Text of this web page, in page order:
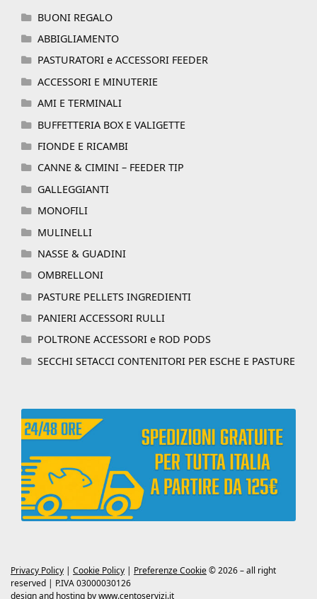
BUONI REGALO
ABBIGLIAMENTO
PASTURATORI e ACCESSORI FEEDER
ACCESSORI E MINUTERIE
AMI E TERMINALI
BUFFETTERIA BOX E VALIGETTE
FIONDE E RICAMBI
CANNE & CIMINI – FEEDER TIP
GALLEGGIANTI
MONOFILI
MULINELLI
NASSE & GUADINI
OMBRELLONI
PASTURE PELLETS INGREDIENTI
PANIERI ACCESSORI RULLI
POLTRONE ACCESSORI e ROD PODS
SECCHI SETACCI CONTENITORI PER ESCHE E PASTURE
Privacy Policy | Cookie Policy | Preferenze Cookie© 2026 – all right
reserved | P.IVA 03000030126
design and hosting bywww.centoservizi.it